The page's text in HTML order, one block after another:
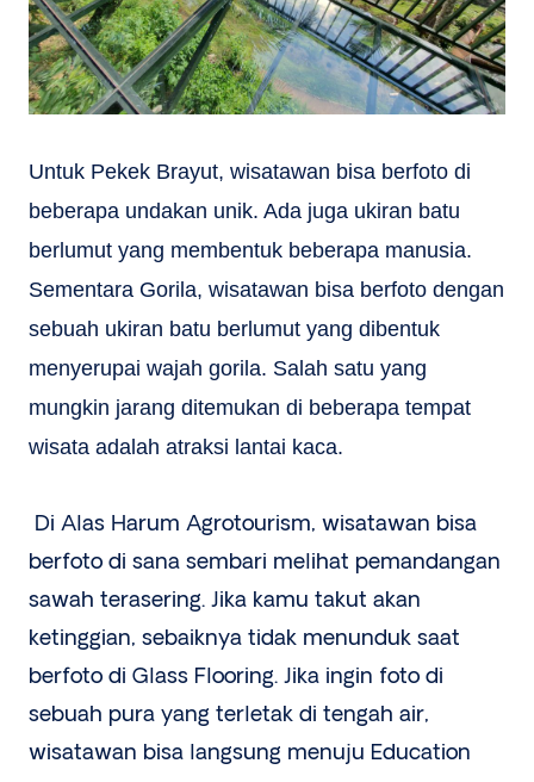
Untuk Pekek Brayut, wisatawan bisa berfoto di
beberapa undakan unik. Ada juga ukiran batu
berlumut yang membentuk beberapa manusia.
Sementara Gorila, wisatawan bisa berfoto dengan
sebuah ukiran batu berlumut yang dibentuk
menyerupai wajah gorila. Salah satu yang
mungkin jarang ditemukan di beberapa tempat
wisata adalah atraksi lantai kaca.
Di Alas Harum Agrotourism, wisatawan bisa
berfoto di sana sembari melihat pemandangan
sawah terasering. Jika kamu takut akan
ketinggian, sebaiknya tidak menunduk saat
berfoto di Glass Flooring. Jika ingin foto di
sebuah pura yang terletak di tengah air,
wisatawan bisa langsung menuju Education